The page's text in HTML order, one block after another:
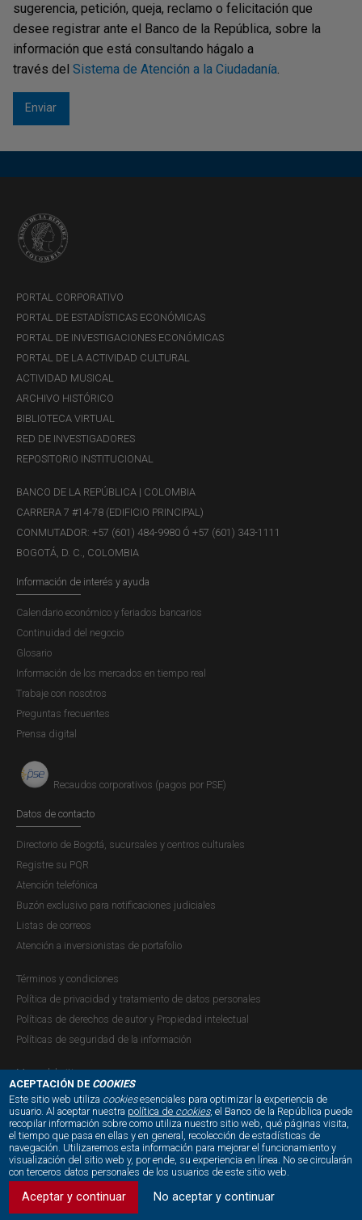
sugerencia, petición, queja, reclamo o felicitación que
desee registrar ante el Banco de la República, sobre la
información que está consultando hágalo a
través del Sistema de Atención a la Ciudadanía.
ACEPTACIÓN DE COOKIES
Este sitio web utiliza cookiesesenciales para optimizar la experiencia de
usuario. Al aceptar nuestra política de cookies, el Banco de la República puede
recopilar información sobre como utiliza nuestro sitio web, qué páginas visita,
el tiempo que pasa en ellas y en general, recolección de estadísticas de
navegación. Utilizaremos esta información para mejorar el funcionamiento y
visualización del sitio web y, por ende, su experiencia en línea. No se circularán
con terceros datos personales de los usuarios de este sitio web.
Aceptar y continuar No aceptar y continuar
PORTAL CORPORATIVO
PORTAL DE ESTADÍSTICAS ECONÓMICAS
PORTAL DE INVESTIGACIONES ECONÓMICAS
PORTAL DE LA ACTIVIDAD CULTURAL
ACTIVIDAD MUSICAL
ARCHIVO HISTÓRICO
BIBLIOTECA VIRTUAL
RED DE INVESTIGADORES
REPOSITORIO INSTITUCIONAL
BANCO DE LA REPÚBLICA | COLOMBIA
CARRERA 7 #14-78 (EDIFICIO PRINCIPAL)
CONMUTADOR: +57 (601) 484-9980 Ó +57 (601) 343-1111
BOGOTÁ, D. C., COLOMBIA
Información de interés y ayuda
Calendario económico y feriados bancarios
Continuidad del negocio
Glosario
Información de los mercados en tiempo real
Trabaje con nosotros
Preguntas frecuentes
Prensa digital
Recaudos corporativos (pagos por PSE)
Datos de contacto
Directorio de Bogotá, sucursales y centros culturales
Registre su PQR
Atención telefónica
Buzón exclusivo para notificaciones judiciales
Listas de correos
Atención a inversionistas de portafolio
Términos y condiciones
Política de privacidad y tratamiento de datos personales
Políticas de derechos de autor y Propiedad intelectual
Políticas de seguridad de la información
Mapa del sitio
NUESTRAS REDES SOCIALES: